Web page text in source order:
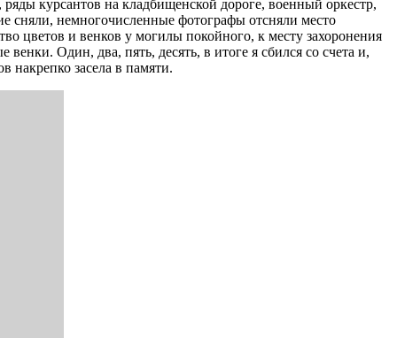
курсантов на кладбищенской дороге, военный оркестр,
сняли, немногочисленные фотографы отсняли место
цветов и венков у могилы покойного, к месту захоронения
Один, два, пять, десять, в итоге я сбился со счета и,
накрепко засела в памяти.